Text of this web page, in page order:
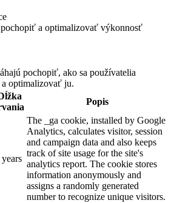
pochopiť a optimalizovať výkonnosť
pochopiť, ako sa používatelia
a optimalizovať ju.
Popis
years
The _ga cookie, installed by Google
Analytics, calculates visitor, session
and campaign data and also keeps
track of site usage for the site's
analytics report. The cookie stores
information anonymously and
assigns a randomly generated
number to recognize unique visitors.